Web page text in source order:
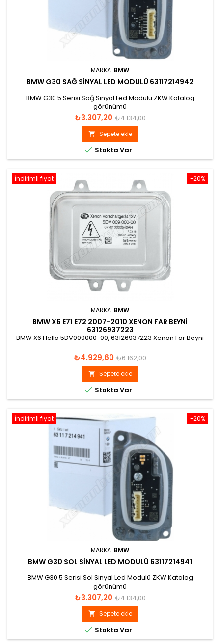
MARKA: BMW
BMW G30 SAĞ SINYAL LED MODULÜ 63117214942
BMW G30 5 Serisi Sağ Sinyal Led Modulü ZKW Katalog
görünümü
Fiyat
₺3.307,20 Normal
fiyat
₺4.134,00
 Sepete ekle
 Stokta Var
-20%
İndirimli fiyat
MARKA: BMW
BMW X6 E71 E72 2007-2010 XENON FAR BEYNI
63126937223
BMW X6 Hella 5DV009000-00, 63126937223 Xenon Far Beyni
Fiyat
₺4.929,60 Normal
fiyat
₺6.162,00
 Sepete ekle
 Stokta Var
-20%
İndirimli fiyat
MARKA: BMW
BMW G30 SOL SINYAL LED MODULÜ 63117214941
BMW G30 5 Serisi Sol Sinyal Led Modulü ZKW Katalog
görünümü
Fiyat
₺3.307,20 Normal
fiyat
₺4.134,00
 Sepete ekle
 Stokta Var